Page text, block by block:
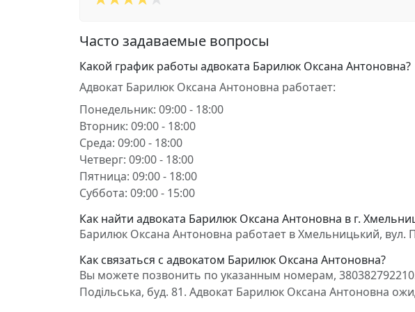
Часто задаваемые вопросы
Какой график работы адвоката Барилюк Оксана Антоновна?
Адвокат Барилюк Оксана Антоновна работает:
Понедельник: 09:00 - 18:00
Вторник: 09:00 - 18:00
Среда: 09:00 - 18:00
Четверг: 09:00 - 18:00
Пятница: 09:00 - 18:00
Суббота: 09:00 - 15:00
Как найти адвоката Барилюк Оксана Антоновна в г.
Барилюк Оксана Антоновна работает в Хмельницький, вул.
Как связаться с адвокатом Барилюк Оксана Антоновна?
Вы можете позвонить по указанным номерам,
Подільська, буд. 81. Адвокат Барилюк Оксана Антоновна